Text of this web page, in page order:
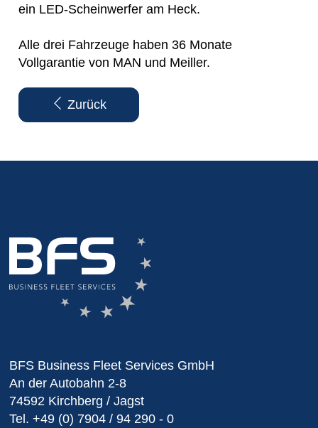
ein LED-Scheinwerfer am Heck.
Alle drei Fahrzeuge haben 36 Monate
Vollgarantie von MAN und Meiller.
Zurück
BFS Business Fleet Services GmbH
An der Autobahn 2-8
74592 Kirchberg / Jagst
Tel. +49 (0) 7904 / 94 290 - 0